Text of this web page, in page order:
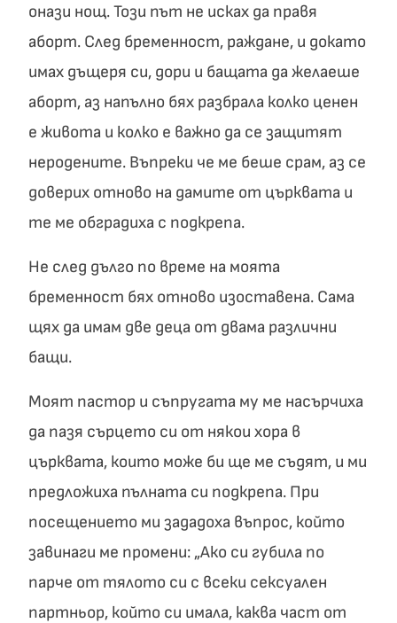
онази нощ. Този път не исках да правя
аборт. След бременност, раждане, и докато
имах дъщеря си, дори и бащата да желаеше
аборт, аз напълно бях разбрала колко ценен
е живота и колко е важно да се защитят
неродените. Въпреки че ме беше срам, аз се
доверих отново на дамите от църквата и
те ме обградиха с подкрепа.
Не след дълго по време на моята
бременност бях отново изоставена. Сама
щях да имам две деца от двама различни
бащи.
Моят пастор и съпругата му ме насърчиха
да пазя сърцето си от някои хора в
църквата, които може би ще ме съдят, и ми
предложиха пълната си подкрепа. При
посещението ми зададоха въпрос, който
завинаги ме промени: „Ако си губила по
парче от тялото си с всеки сексуален
партньор, който си имала, каква част от